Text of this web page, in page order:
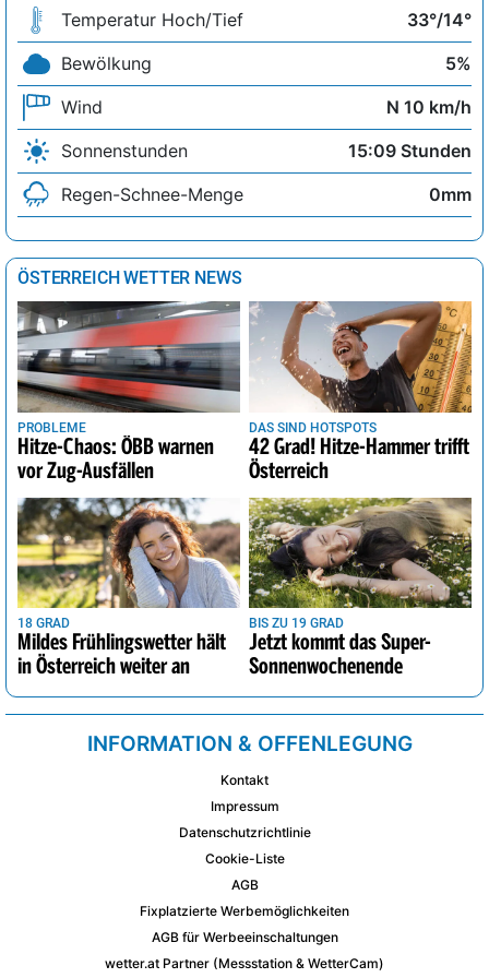
km/h
Lausitzer Golfclub e.V.
km/h
Märkischer Golfclub Potsdam e.V. 22°
9
Potsdamer Golfclub e.V. 2% sonnig 22°
9
Sporting Club Berlin Scharmützelsee
e.V.
10
km/h
Temperatur Hoch/Tief
33°/14°
Bewölkung
5%
Wind
N 10 km/h
Sonnenstunden
15:09 Stunden
Regen-Schnee-Menge
0mm
ÖSTERREICH WETTER NEWS
PROBLEME
Hitze-Chaos: ÖBB warnen
vor Zug-Ausfällen
DAS SIND HOTSPOTS
42 Grad! Hitze-Hammer trifft
Österreich
18 GRAD
Mildes Frühlingswetter hält
in Österreich weiter an
BIS ZU 19 GRAD
Jetzt kommt das Super-
Sonnenwochenende
INFORMATION & OFFENLEGUNG
Kontakt
Impressum
Datenschutzrichtlinie
Cookie-Liste
AGB
Fixplatzierte Werbemöglichkeiten
AGB für Werbeeinschaltungen
wetter.at Partner (Messstation & WetterCam)